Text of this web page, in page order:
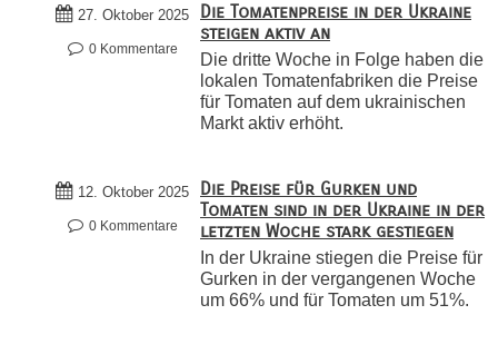
27. Oktober 2025
0 Kommentare
Die Tomatenpreise in der Ukraine
steigen aktiv an
Die dritte Woche in Folge haben die
lokalen Tomatenfabriken die Preise
für Tomaten auf dem ukrainischen
Markt aktiv erhöht.
12. Oktober 2025
0 Kommentare
Die Preise für Gurken und
Tomaten sind in der Ukraine in der
letzten Woche stark gestiegen
In der Ukraine stiegen die Preise für
Gurken in der vergangenen Woche
um 66% und für Tomaten um 51%.